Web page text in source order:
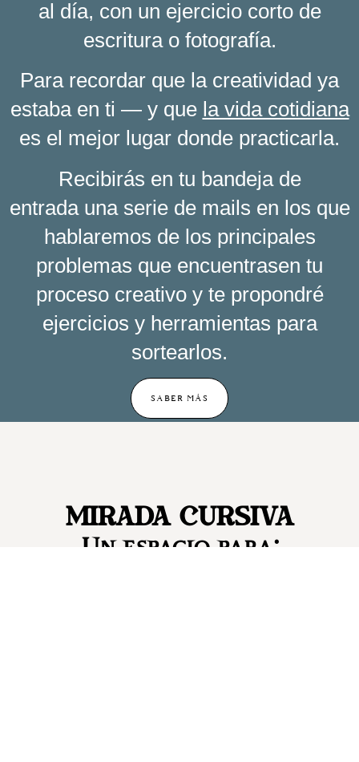
al día, con un ejercicio corto de
escritura o fotografía.
Para recordar que la creatividad ya
estaba en ti — y que la vida cotidiana
es el mejor lugar donde practicarla.
Recibirás en tu bandeja de
entrada una serie de mails en los que
hablaremos de los principales
problemas que encuentrasen tu
proceso creativo y te propondré
ejercicios y herramientas para
sortearlos.
SABER MÁS
Mirada Cursiva
Un espacio para: